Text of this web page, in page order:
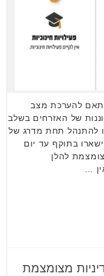
להערכת מצב
של האזרחים בשלב
להתנהל תחת מדרג של
בתוקף עד יום
פעילות מצומצמת להלן
…
מצומצמת